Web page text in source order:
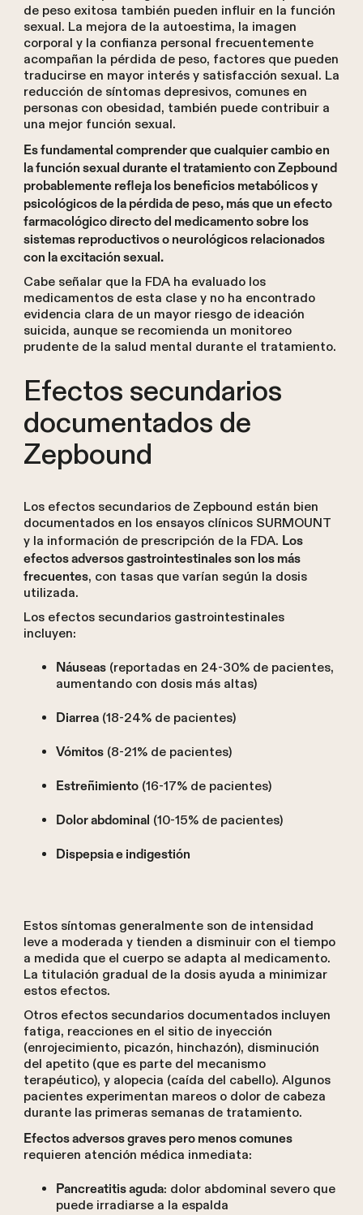
de peso exitosa también pueden influir en la función
sexual. La mejora de la autoestima, la imagen
corporal y la confianza personal frecuentemente
acompañan la pérdida de peso, factores que pueden
traducirse en mayor interés y satisfacción sexual. La
reducción de síntomas depresivos, comunes en
personas con obesidad, también puede contribuir a
una mejor función sexual.
Es fundamental comprender que cualquier cambio en
la función sexual durante el tratamiento con Zepbound
probablemente refleja los beneficios metabólicos y
psicológicos de la pérdida de peso, más que un efecto
farmacológico directo del medicamento sobre los
sistemas reproductivos o neurológicos relacionados
con la excitación sexual.
Cabe señalar que la FDA ha evaluado los
medicamentos de esta clase y no ha encontrado
evidencia clara de un mayor riesgo de ideación
suicida, aunque se recomienda un monitoreo
prudente de la salud mental durante el tratamiento.
Efectos secundarios
documentados de
Zepbound
Los efectos secundarios de Zepbound están bien
documentados en los ensayos clínicos SURMOUNT
y la información de prescripción de la FDA. Los
efectos adversos gastrointestinales son los más
frecuentes, con tasas que varían según la dosis
utilizada.
Los efectos secundarios gastrointestinales
incluyen:
Náuseas(reportadas en 24-30% de pacientes,
aumentando con dosis más altas)
Diarrea(18-24% de pacientes)
Vómitos(8-21% de pacientes)
Estreñimiento(16-17% de pacientes)
Dolor abdominal (10-15% de pacientes)
Dispepsia e indigestión
Estos síntomas generalmente son de intensidad
leve a moderada y tienden a disminuir con el tiempo
a medida que el cuerpo se adapta al medicamento.
La titulación gradual de la dosis ayuda a minimizar
estos efectos.
Otros efectos secundarios documentados incluyen
fatiga, reacciones en el sitio de inyección
(enrojecimiento, picazón, hinchazón), disminución
del apetito (que es parte del mecanismo
terapéutico), y alopecia (caída del cabello). Algunos
pacientes experimentan mareos o dolor de cabeza
durante las primeras semanas de tratamiento.
Efectos adversos graves pero menos comunes
requieren atención médica inmediata:
Pancreatitis aguda: dolor abdominal severo que
puede irradiarse a la espalda